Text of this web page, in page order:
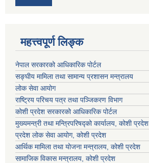
महत्त्वपूर्ण लिङ्क
नेपाल सरकारको आधिकारिक पोर्टल
सङ्‍घीय मामिला तथा सामान्य प्रशासन मन्त्रालय
लोक सेवा आयोग
राष्ट्रिय परिचय पत्र तथा पञ्जिकरण विभाग
कोशी प्रदेश सरकारको आधिकारिक पोर्टल
मुख्यमन्त्री तथा मन्त्रिपरिषद्को कार्यालय, कोशी प्रदेश
प्रदेश लोक सेवा आयोग, कोशी प्रदेश
आर्थिक मामिला तथा योजना मन्त्रालय, कोशी प्रदेश
सामाजिक विकास मन्त्रालय, कोशी प्रदेश